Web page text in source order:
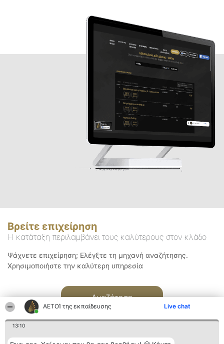
ΑΕΤΟΊ της εκπαίδευσης Live chat
13:10
Βρείτε επιχείρηση
Η κατάταξη περιλαμβάνει τους καλύτερους στον κλάδο
Ψάχνετε επιχείρηση; Ελέγξτε τη μηχανή αναζήτησης.
Χρησιμοποιήστε την καλύτερη υπηρεσία
Αναζήτηση